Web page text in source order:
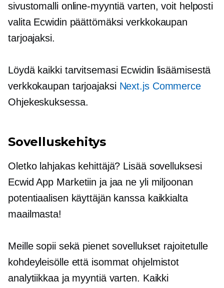
sivustomalli online-myyntiä varten, voit helposti
valita Ecwidin päättömäksi verkkokaupan
tarjoajaksi.
Löydä kaikki tarvitsemasi Ecwidin lisäämisestä
verkkokaupan tarjoajaksi Next.js Commerce
Ohjekeskuksessa.
Sovelluskehitys
Oletko lahjakas kehittäjä? Lisää sovelluksesi
Ecwid App Marketiin ja jaa ne yli miljoonan
potentiaalisen käyttäjän kanssa kaikkialta
maailmasta!
Meille sopii sekä pienet sovellukset rajoitetulle
kohdeyleisölle että isommat ohjelmistot
analytiikkaa ja myyntiä varten. Kaikki